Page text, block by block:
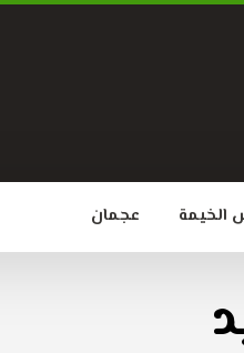
الخيمة عجمان